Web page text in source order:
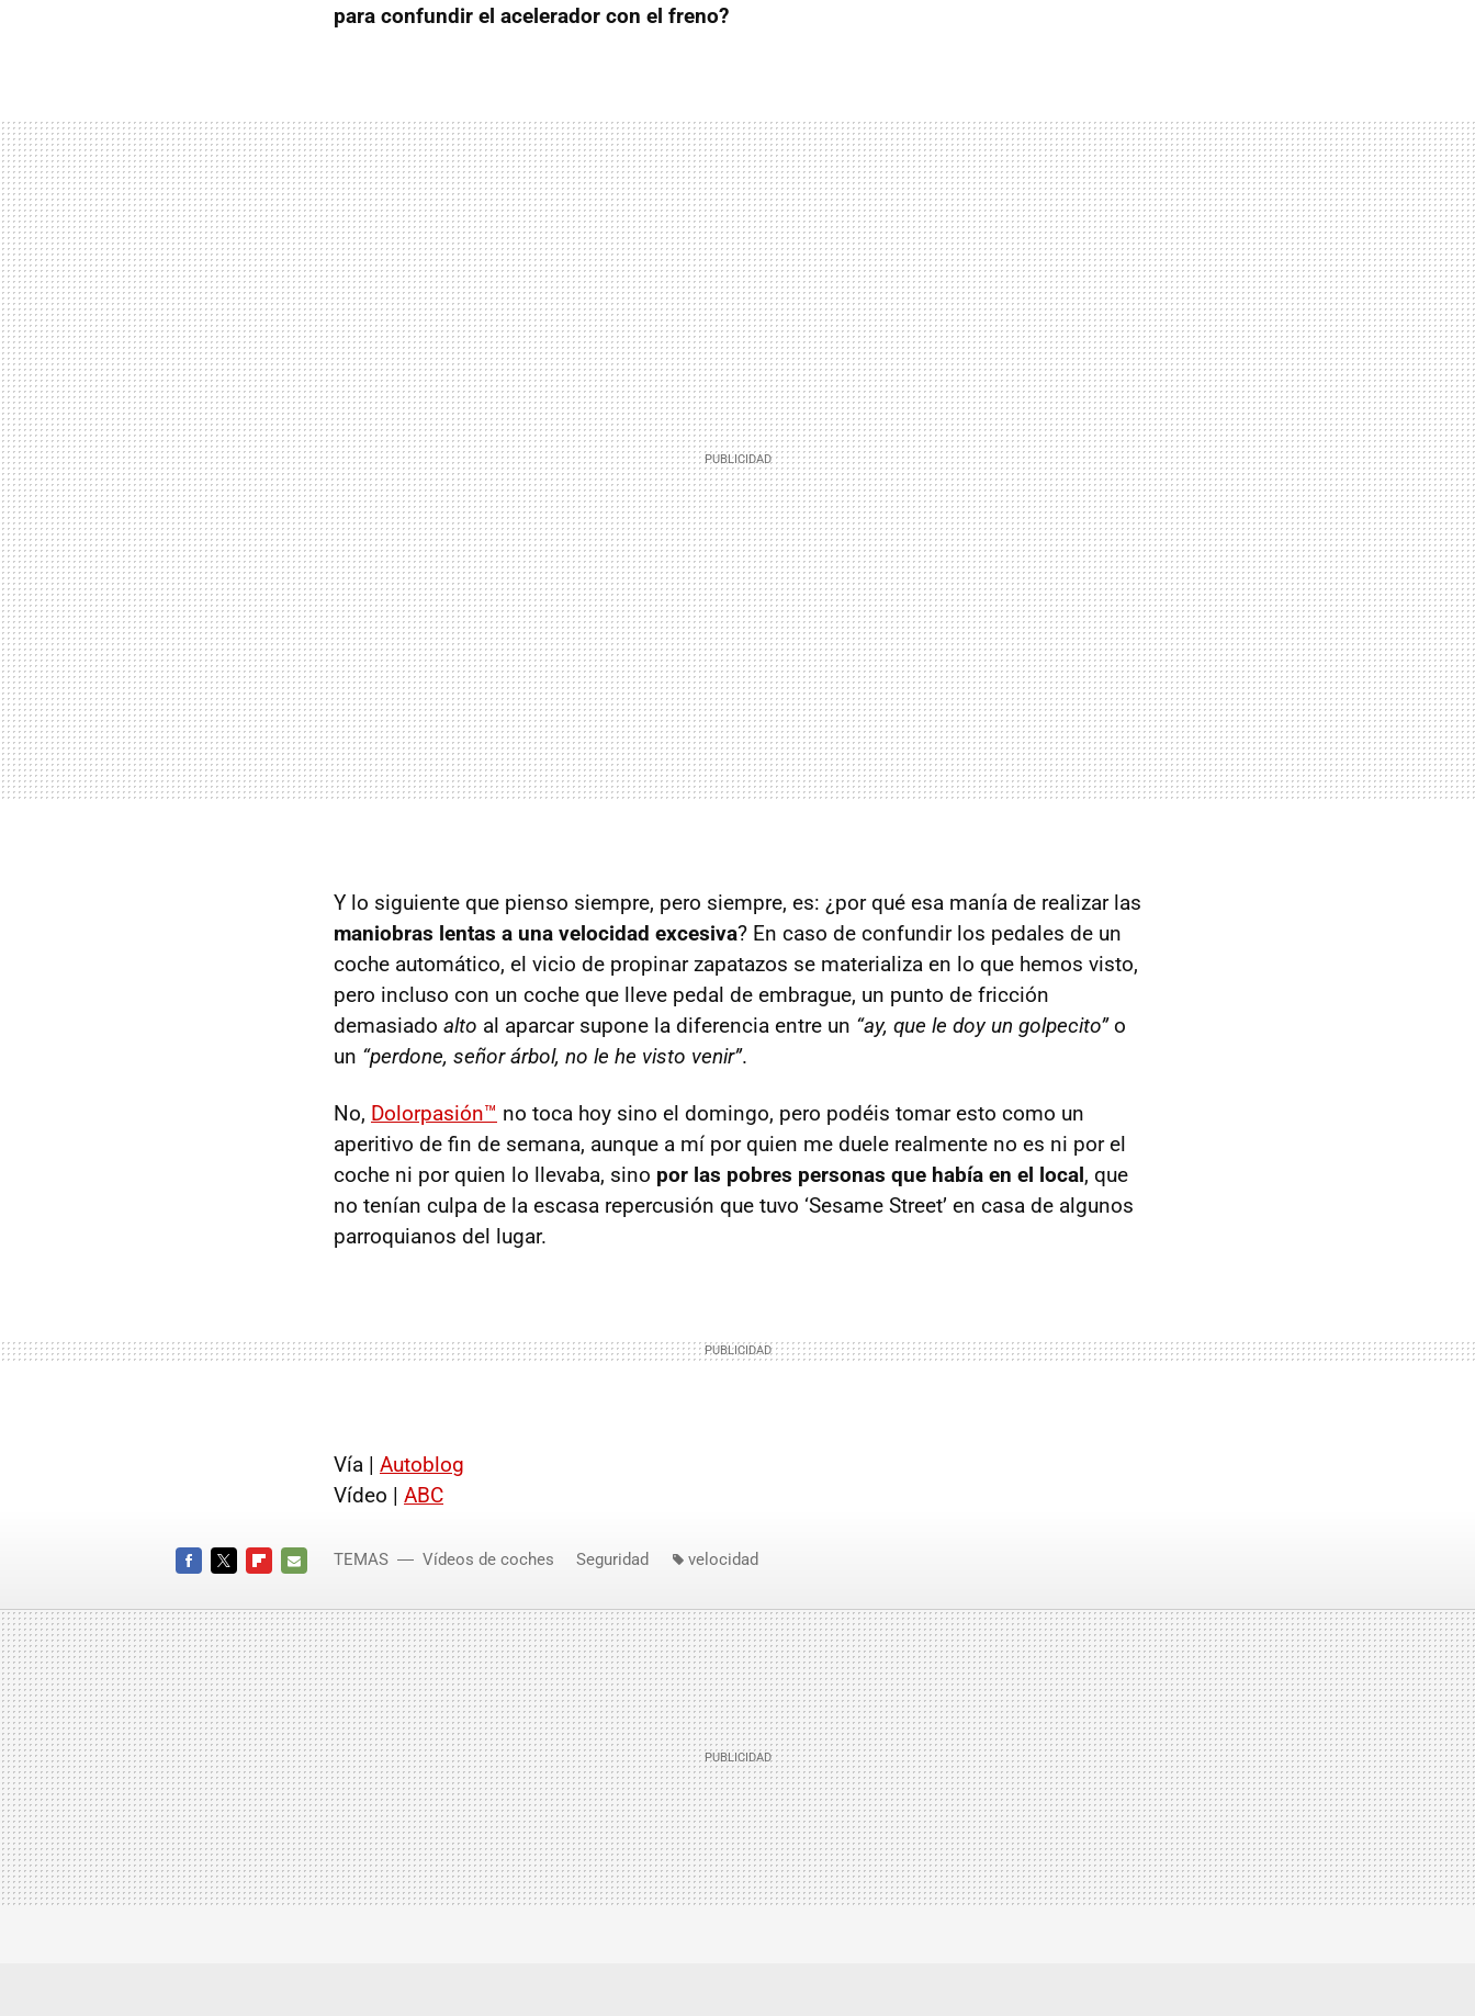
para confundir el acelerador con el freno?
Y lo siguiente que pienso siempre, pero siempre, es: ¿por qué esa manía de realizar las
maniobras lentas a una velocidad excesiva? En caso de confundir los pedales de un
coche automático, el vicio de propinar zapatazos se materializa en lo que hemos visto,
pero incluso con un coche que lleve pedal de embrague, un punto de fricción
demasiado alto al aparcar supone la diferencia entre un “ay, que le doy un golpecito”o
un “perdone, señor árbol, no le he visto venir”.
No, Dolorpasión™ no toca hoy sino el domingo, pero podéis tomar esto como un
aperitivo de fin de semana, aunque a mí por quien me duele realmente no es ni por el
coche ni por quien lo llevaba, sino por las pobres personas que había en el local, que
no tenían culpa de la escasa repercusión que tuvo ‘Sesame Street’ en casa de algunos
parroquianos del lugar.
Vía | Autoblog
Vídeo | ABC
MAIL
TEMAS Vídeos de coches Seguridad velocidad